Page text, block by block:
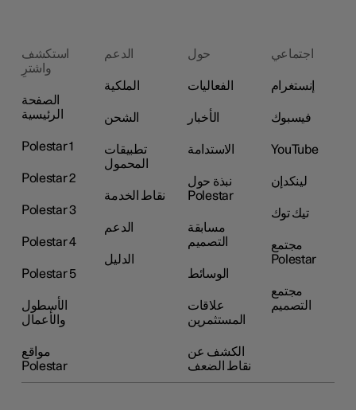
استكشف
واشترِ
الصفحة
الرئيسية
Polestar 1
Polestar 2
Polestar 3
Polestar 4
Polestar 5
الأسطول
والأعمال
مواقع
Polestar
الدعم
الملكية
الشحن
تطبيقات
المحمول
نقاط الخدمة
الدعم
الدليل
حول
الفعاليات
الأخبار
الاستدامة
نبذة حول
Polestar
مسابقة
التصميم
الوسائط
علاقات
المستثمرين
الكشف عن
نقاط الضعف
اجتماعي
إنستغرام
فيسبوك
YouTube
لينكدإن
تيك توك
مجتمع
Polestar
مجتمع
التصميم